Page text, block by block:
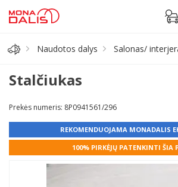
Antifrizas
Akumuliatorius
Naudotos dalys Salonas/
Stalčiukas
Prekės numeris: 8P0941561/296
REKOMENDUOJAMA MONADALIS
100% PIRKĖJŲ PATENKINTI ŠIA